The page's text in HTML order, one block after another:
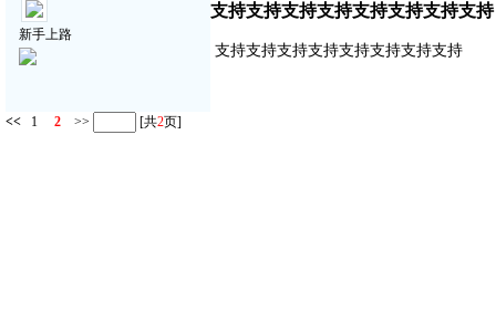
新手上路
支持支持支持支持支持支持支持支持
支持支持支持支持支持支持支持支持
<< 1 2 >> [共2页]